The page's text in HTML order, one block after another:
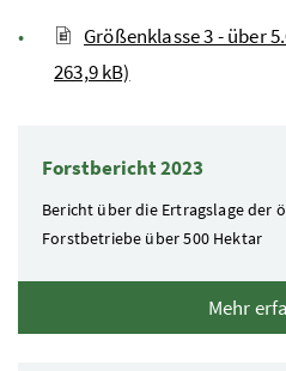
Größenklasse 3 - über
263,9 kB)
Forstbericht 2023
Bericht über die Ertragslage der
Forstbetriebe über 500 Hektar
Mehr